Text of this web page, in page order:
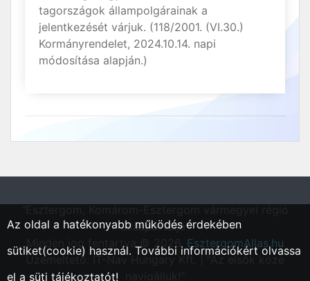
tagországok állampolgárainak a
jelentkezését várjuk. (118/2001. (VI.30.)
Kormányrendelet, 2024.10.14. napi
módosítása alapján.)
állásportálja"
Minden jog fentartva © 2026. EsztergomAllas.hu
Üzemeltető: IT-Nav Hungary Kft. | "Az elsők közé
Az oldal a hatékonyabb működés érdekében
sütiket(cookie) használ. További információkért olvassa
el a süti tájékoztatót!